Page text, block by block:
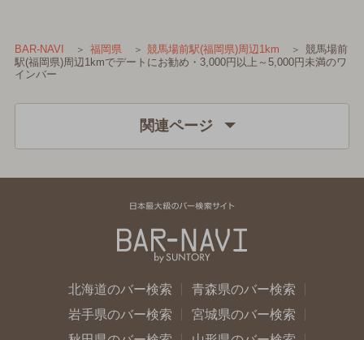
BAR-NAVI 福岡県 競馬場前駅(福岡県)周辺1km
競馬場前
駅(福岡県)周辺1kmでデートにお勧め・3,000円以上～5,000円未満のワ
インバー
関連ページ
北海道のバー検索
青森県のバー検索
岩手県のバー検索
宮城県のバー検索